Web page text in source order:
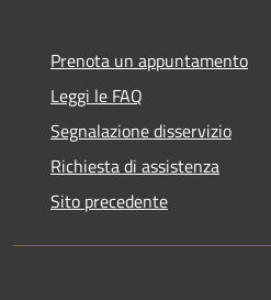
Prenota un appuntamento
Leggi le FAQ
Segnalazione disservizio
Richiesta di assistenza
Sito precedente